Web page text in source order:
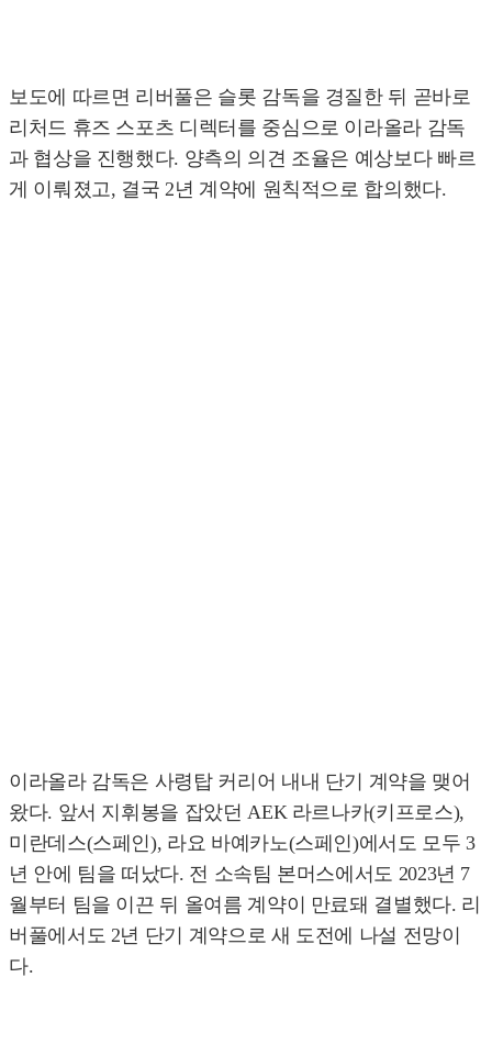
보도에 따르면 리버풀은 슬롯 감독을 경질한 뒤 곧바로
리처드 휴즈 스포츠 디렉터를 중심으로 이라올라 감독
과 협상을 진행했다. 양측의 의견 조율은 예상보다 빠르
게 이뤄졌고, 결국 2년 계약에 원칙적으로 합의했다.
이라올라 감독은 사령탑 커리어 내내 단기 계약을 맺어
왔다. 앞서 지휘봉을 잡았던 AEK 라르나카(키프로스),
미란데스(스페인), 라요 바예카노(스페인)에서도 모두 3
년 안에 팀을 떠났다. 전 소속팀 본머스에서도 2023년 7
월부터 팀을 이끈 뒤 올여름 계약이 만료돼 결별했다. 리
버풀에서도 2년 단기 계약으로 새 도전에 나설 전망이
다.